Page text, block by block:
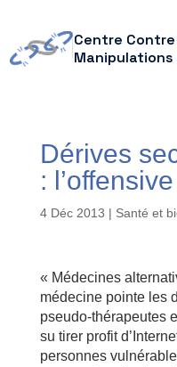
Centre
Dérives
:
4 Déc 2013 | Santé et
« Médecines
médecine pointe les
pseudo-thérapeutes
su tirer profit
personnes